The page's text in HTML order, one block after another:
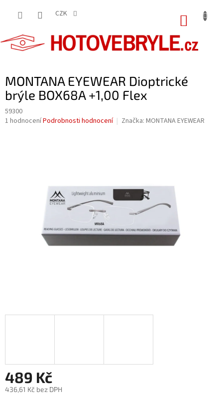
CZK
MONTANA EYEWEAR Dioptrické
brýle BOX68A +1,00 Flex
59300
Průměrné
1 hodnoceníPodrobnosti hodnocení Značka: MONTANA EYEWEAR
489 Kč
436,61 Kč bez DPH